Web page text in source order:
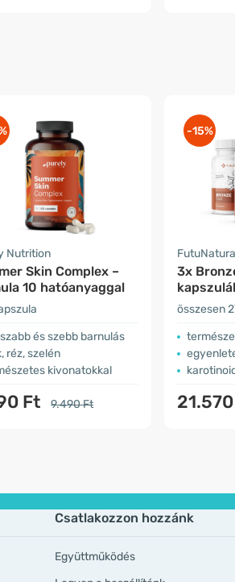
Nutrition
Skin Complex –
10 hatóanyaggal
és szebb barnulás
réz, szelén
kivonatokkal
Ft 9.490 Ft
-15%
FutuNatura
3x
összesen
Csatlakozzon hozzánk
Együttműködés